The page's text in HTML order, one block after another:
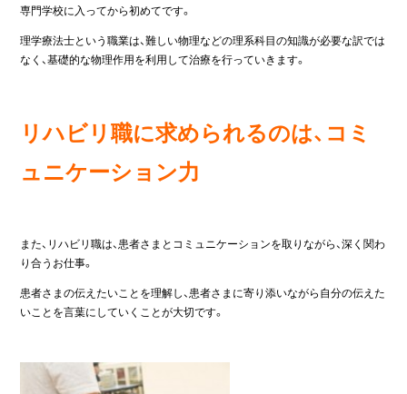
専門学校に入ってから初めてです。
理学療法士という職業は、難しい物理などの理系科目の知識が必要な訳では
なく、基礎的な物理作用を利用して治療を行っていきます。
リハビリ職に求められるのは、コミ
ュニケーション力
また、リハビリ職は、患者さまとコミュニケーションを取りながら、深く関わ
り合うお仕事。
患者さまの伝えたいことを理解し、患者さまに寄り添いながら自分の伝えた
いことを言葉にしていくことが大切です。